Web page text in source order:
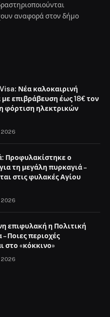
αναφορά στον δήμο
Νέα καλοκαιρινή
επιβράβευση έως 18€ τον
φόρτιση ηλεκτρικών
2026
Προφυλακίστηκε ο
τη μεγάλη πυρκαγιά –
στις φυλακές Αγίου
2026
επιφυλακή η Πολιτική
Ποιες περιοχές
στο «κόκκινο»
2026